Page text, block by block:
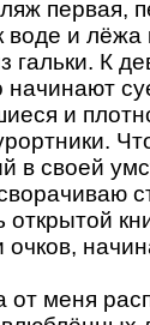
первая,
воде и лёжа
гальки. К
начинают
и
в своей
меня